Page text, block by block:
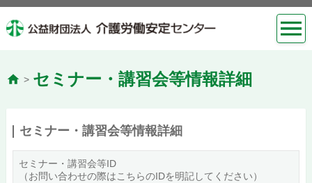
> セミナー・講習会等情報詳細
セミナー・講習会等情報詳細
セミナー・講習会等ID
（お問い合わせの際はこちらのIDを明記してください）